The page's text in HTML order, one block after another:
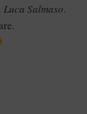
Luca Salmaso.